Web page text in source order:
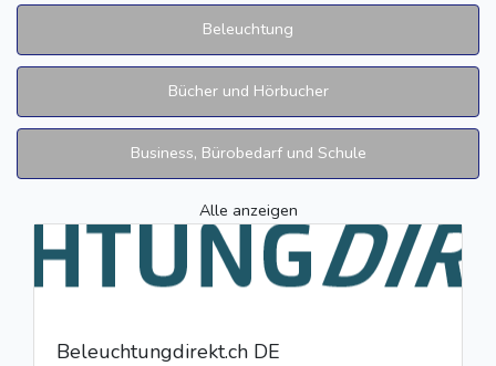
Beleuchtung
Bücher und Hörbucher
Business, Bürobedarf und Schule
Alle anzeigen
Beleuchtungdirekt.ch DE